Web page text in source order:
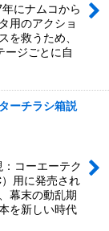
にナムコから
用のアクショ
を救うため、
ージごとに自
ーチラシ箱説
コーエーテク
用に発売され
幕末の動乱期
を新しい時代